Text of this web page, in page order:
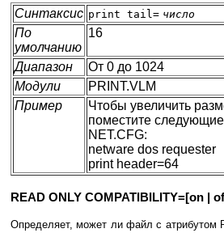
Синтаксис print tail= число
По
умолчанию
16
Диапазон
От 0 до 1024
Модули
PRINT.VLM
Пример
Чтобы увеличить
поместите
NET.CFG:
netware dos requester
print header=64
READ ONLY COMPATIBILITY=[on |
Определяет, может ли файл с атрибутом